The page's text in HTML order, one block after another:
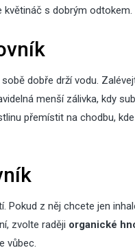
s dobrým odtokem.
dobře drží vodu.
menší zálivka, kdy
přemístit na chodbu,
Pokud z něj chcete jen
zvolte raději organické
vůbec.
2026